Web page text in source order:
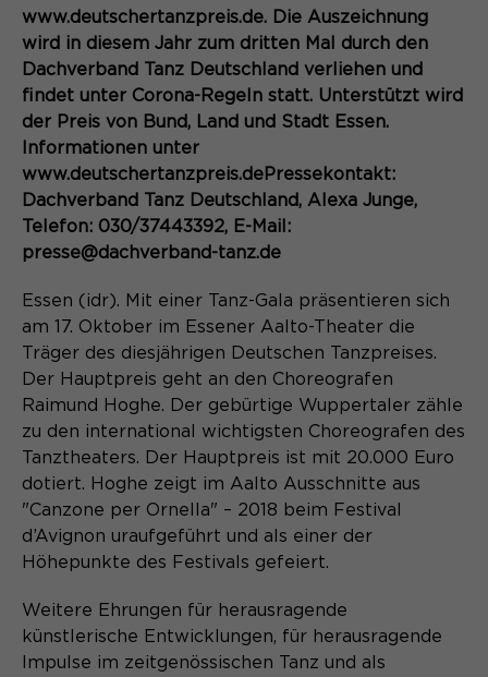
Zweck
Content Management System dieser
Webseite. Diese Basis-Cookies sind
unerlässlich, damit Ihr Besuch auf der
Website angenehm und flüssig wird:
Sie ermöglichen es der Website, Sie
zu erkennen und somit Ihre Sitzung
offen zu halten. Es speichert bei
einem Benutzer-Login für einen
geschlossenen Bereich die Benutzer-
ID als verschlüsselten Wert (sog.
"hash-Wert") zum entsprechenden
Name PHPSESSID
Laufzeit
Der Session Cookie wird beim
Schließen des Browsers wieder
gelöscht.
Zweck
PHPs Standard Sitzungs- Identifikation
Name _pk_id*
Anbieter Matomo
Laufzeit 13 Monate
Zweck
Dient zur anonymen
Wiedererkennung eines Besuchers.
Anbieter Matomo
Laufzeit 30 Minuten
Zweck
Speichert vorübergehend Daten der
aktuellen Sitzung.
Name _pk_ref.*
Anbieter Matomo
Cookie-Informationen
Aktivierung Mehrsprachigkeit
Diese Cookies ermöglichen die automatische
Übersetzung der Website-Inhalte durch GTranslate.
Name googtrans
Anbieter GTranslate Inc.
Zweck
Speichert die vom Nutzer gewählte
Sprache für die automatische
Übersetzung der Website.
Cookie-Informationen
www.deutschertanzpreis.de. Die Auszeichnung
wird in diesem Jahr zum dritten Mal durch den
Dachverband Tanz Deutschland verliehen und
findet unter Corona-Regeln statt. Unterstützt wird
der Preis von Bund, Land und Stadt Essen.
Informationen unter
www.deutschertanzpreis.dePressekontakt:
Dachverband Tanz Deutschland, Alexa Junge,
Telefon: 030/37443392, E-Mail:
presse@dachverband-tanz.de
Essen (idr). Mit einer Tanz-Gala präsentieren sich
am 17. Oktober im Essener Aalto-Theater die
Träger des diesjährigen Deutschen Tanzpreises.
Der Hauptpreis geht an den Choreografen
Raimund Hoghe. Der gebürtige Wuppertaler zähle
zu den international wichtigsten Choreografen des
Tanztheaters. Der Hauptpreis ist mit 20.000 Euro
dotiert. Hoghe zeigt im Aalto Ausschnitte aus
"Canzone per Ornella" – 2018 beim Festival
d’Avignon uraufgeführt und als einer der
Höhepunkte des Festivals gefeiert.
Weitere Ehrungen für herausragende
künstlerische Entwicklungen, für herausragende
Impulse im zeitgenössischen Tanz und als